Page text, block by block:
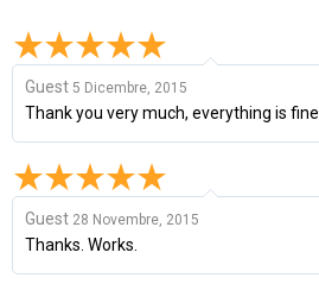
Guest 5 Dicembre, 2015
Thank you very much, everything is fine
Guest 28 Novembre, 2015
Thanks. Works.